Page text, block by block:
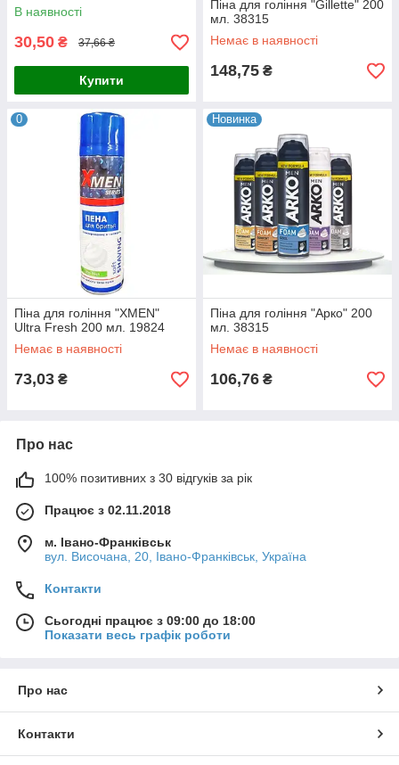
В наявності
30,50 ₴ 37,66 ₴
Купити
Піна для гоління "Gillette" 200
мл. 38315
Немає в наявності
148,75 ₴
0
Піна для гоління "XMEN"
Ultra Fresh 200 мл. 19824
Немає в наявності
73,03 ₴
Новинка
Піна для гоління "Арко" 200
мл. 38315
Немає в наявності
106,76 ₴
Про нас
100% позитивних з 30 відгуків за рік
Працює з 02.11.2018
м. Івано-Франківськ
вул. Височана, 20, Івано-Франківськ, Україна
Контакти
Сьогодні працює з 09:00 до 18:00
Показати весь графік роботи
Про нас
Контакти